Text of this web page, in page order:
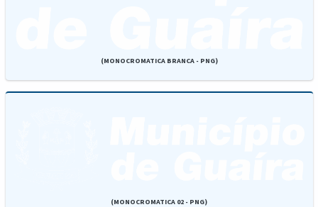
(MONOCROMATICA BRANCA - PNG)
(MONOCROMATICA 02 - PNG)